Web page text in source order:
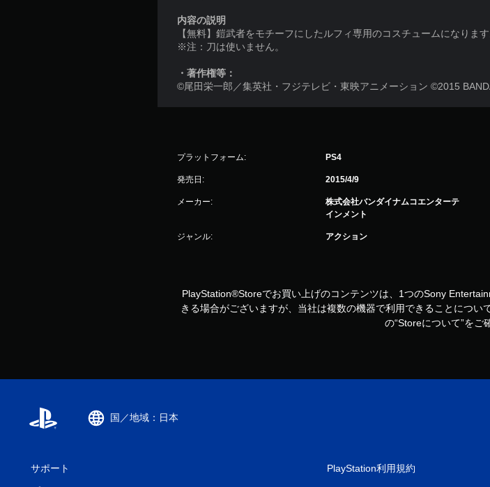
内容の説明
【無料】鎧武者をモチーフにしたルフィ専用のコスチュームになりま
※注：刀は使いません。
・著作権等：
©尾田栄一郎／集英社・フジテレビ・東映アニメーション ©2015
プラットフォーム: PS4
発売日: 2015/4/9
メーカー:
株式会社バンダイナムコエンターテ
インメント
ジャンル: アクション
PlayStation®Storeでお買い上げのコンテンツは、1つのSony
きる場合がございますが、当社は複数の機器で利用できることにつ
の“Storeについて”をご
国／地域：日本
サポート PlayStation利用規約